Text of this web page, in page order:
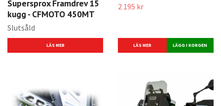
Supersprox Framdrev 15
kugg - CFMOTO 450MT
Slutsåld
LÄS MER
2 195 kr
LÄS MER